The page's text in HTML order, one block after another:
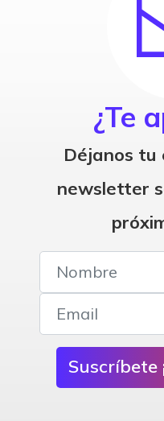
¿Te
Déjanos tu
newsletter
Suscríbete